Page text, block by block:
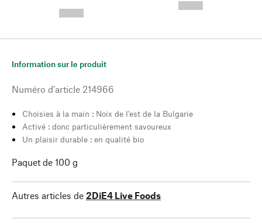
Information sur le produit
Numéro d'article 214966
Choisies à la main : Noix de l'est de la Bulgarie
Activé : donc particulièrement savoureux
Un plaisir durable : en qualité bio
Paquet de 100 g
Autres articles de 2DiE4 Live Foods